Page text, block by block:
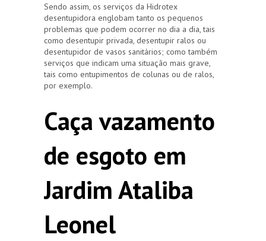
Sendo assim, os serviços da Hidrotex
desentupidora englobam tanto os pequenos
problemas que podem ocorrer no dia a dia, tais
como desentupir privada, desentupir ralos ou
desentupidor de vasos sanitários; como também
serviços que indicam uma situação mais grave,
tais como entupimentos de colunas ou de ralos,
por exemplo.
Caça vazamento
de esgoto em
Jardim Ataliba
Leonel